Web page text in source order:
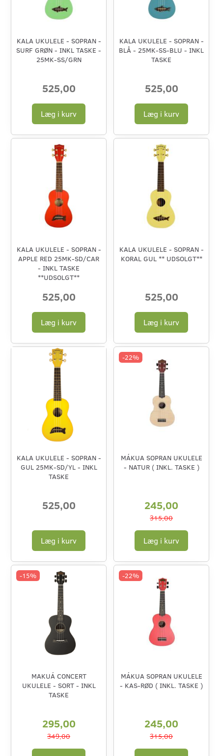
KALA UKULELE - SOPRAN -
SURF GRØN - INKL TASKE -
25MK-SS/GRN
525,00
Læg i kurv
KALA UKULELE - SOPRAN -
BLÅ - 25MK-SS-BLU - INKL
TASKE
525,00
Læg i kurv
KALA UKULELE - SOPRAN -
APPLE RED 25MK-SD/CAR
- INKL TASKE
**UDSOLGT**
525,00
Læg i kurv
KALA UKULELE - SOPRAN -
KORAL GUL ** UDSOLGT**
525,00
Læg i kurv
KALA UKULELE - SOPRAN -
GUL 25MK-SD/YL - INKL
TASKE
525,00
Læg i kurv
-22%
MÁKUA SOPRAN UKULELE
- NATUR ( INKL. TASKE )
245,00
315,00
Læg i kurv
-15%
MAKUÁ CONCERT
UKULELE - SORT - INKL
TASKE
295,00
349,00
-22%
MÁKUA SOPRAN UKULELE
- KAS-RØD ( INKL. TASKE )
245,00
315,00